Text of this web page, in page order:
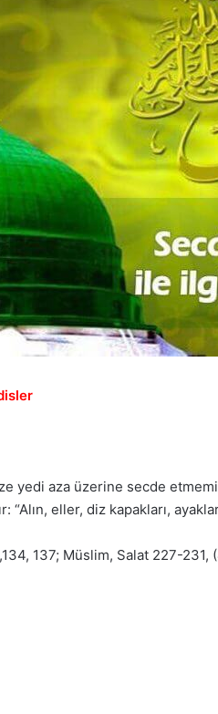
yedi aza üzerine secde
“Alın, eller, diz kapakları,
137; Müslim, Salat 227-231,